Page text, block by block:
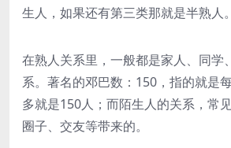
生人，如果还有第三类那就是半熟人。
在熟人关系里，一般都是家人、同学
系。著名的邓巴数：150，指的就是
多就是150人；而陌生人的关系，常
圈子、交友等带来的。